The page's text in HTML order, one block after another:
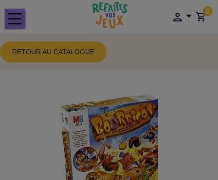
0
RETOUR AU CATALOGUE